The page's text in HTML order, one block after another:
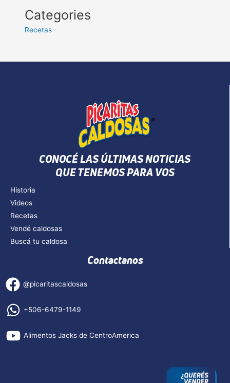
Categories
Recetas
CONOCÉ LAS ÚLTIMAS NOTICIAS
QUE TENEMOS PARA VOS
Historia
Videos
Recetas
Vendé caldosas
Buscá tu caldosa
Contactanos
@picaritascaldosas
+506-6479-1149
Alimentos Jacks de CentroAmerica